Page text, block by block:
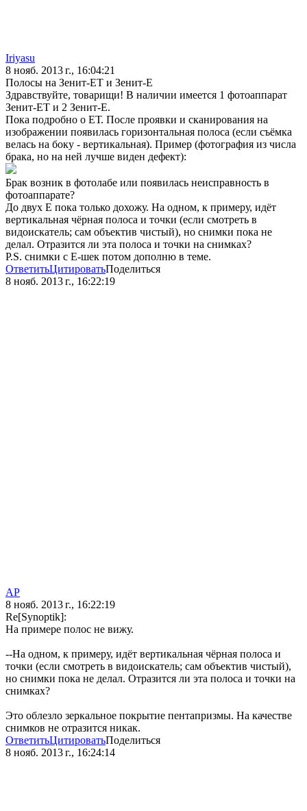
Iriyasu
8 нояб. 2013 г., 16:04:21
Полосы на Зенит-ЕТ и Зенит-Е
Здравствуйте, товарищи! В наличии имеется 1 фотоаппарат
Зенит-ЕТ и 2 Зенит-Е.
Пока подробно о ЕТ. После проявки и сканирования на
изображении появилась горизонтальная полоса (если съёмка
велась на боку - вертикальная). Пример (фотография из числа
брака, но на ней лучше виден дефект):
Брак возник в фотолабе или появилась неисправность в
фотоаппарате?
До двух Е пока только дохожу. На одном, к примеру, идёт
вертикальная чёрная полоса и точки (если смотреть в
видоискатель; сам объектив чистый), но снимки пока не
делал. Отразится ли эта полоса и точки на снимках?
P.S. снимки с Е-шек потом дополню в теме.
ОтветитьЦитироватьПоделиться
8 нояб. 2013 г., 16:22:19
AP
8 нояб. 2013 г., 16:22:19
Re[Synoptik]:
На примере полос не вижу.
--На одном, к примеру, идёт вертикальная чёрная полоса и
точки (если смотреть в видоискатель; сам объектив чистый),
но снимки пока не делал. Отразится ли эта полоса и точки на
снимках?
Это облезло зеркальное покрытие пентапризмы. На качестве
снимков не отразится никак.
ОтветитьЦитироватьПоделиться
8 нояб. 2013 г., 16:24:14